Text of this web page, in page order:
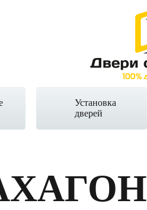
Установка
дверей